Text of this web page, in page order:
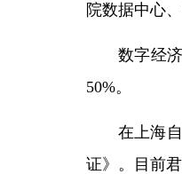
院数据中心
数字经
50%。
在上海
证》。目前